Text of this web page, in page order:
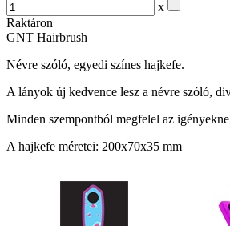
x
Raktáron
GNT Hairbrush
Névre szóló, egyedi színes hajkefe.
A lányok új kedvence lesz a névre szóló,
Minden szempontból megfelel az
A hajkefe méretei: 200x70x35 mm